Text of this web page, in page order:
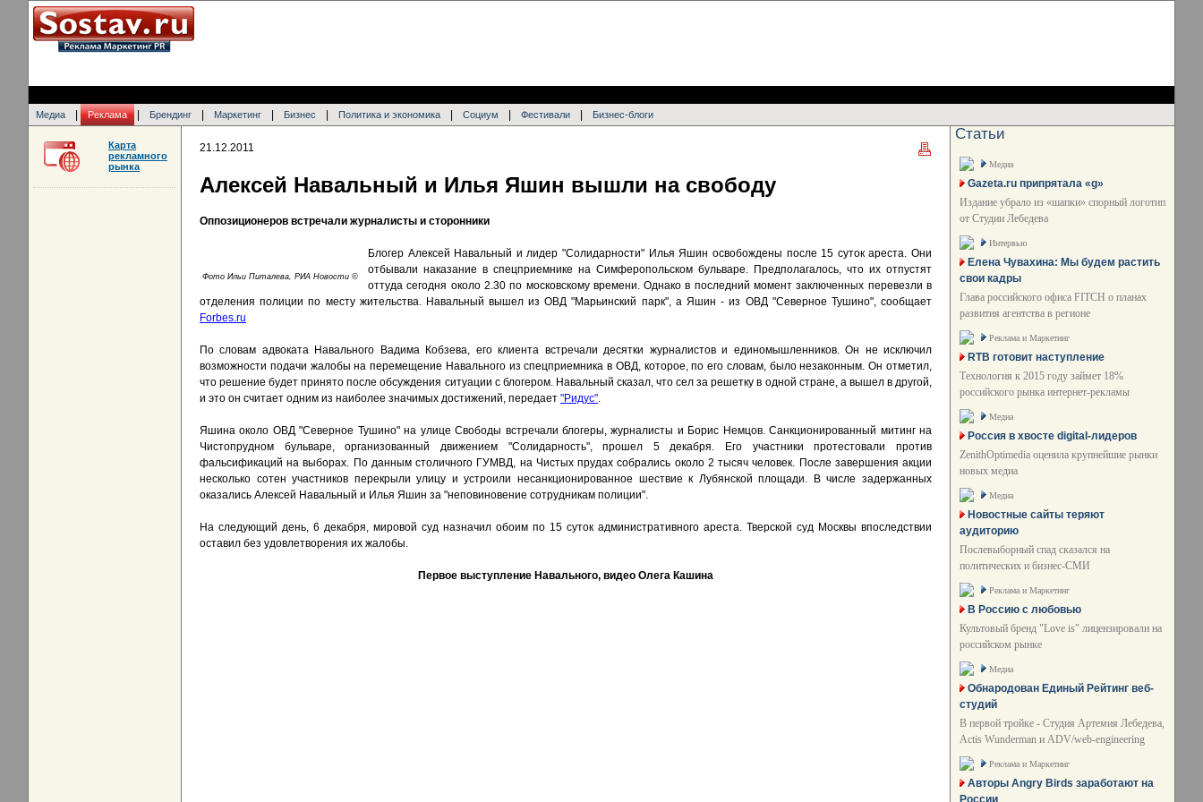
Медиа Реклама Брендинг Маркетинг Бизнес Политика и экономика Социум Фестивали Бизнес-блоги
21.12.2011
Алексей Навальный и Илья Яшин вышли на свободу
Оппозиционеров встречали журналисты и сторонники
Фото Ильи Питалева, РИА Новости ©
Блогер Алексей Навальный и лидер "Солидарности" Илья Яшин освобождены после 15 суток ареста. Они
отбывали наказание в спецприемнике на Симферопольском бульваре. Предполагалось, что их отпустят
оттуда сегодня около 2.30 по московскому времени. Однако в последний момент заключенных перевезли в
отделения полиции по месту жительства. Навальный вышел из ОВД "Марьинский парк", а Яшин - из ОВД "Северное Тушино", сообщает
Forbes.ru
По словам адвоката Навального Вадима Кобзева, его клиента встречали десятки журналистов и единомышленников. Он не исключил
возможности подачи жалобы на перемещение Навального из спецприемника в ОВД, которое, по его словам, было незаконным. Он отметил,
что решение будет принято после обсуждения ситуации с блогером. Навальный сказал, что сел за решетку в одной стране, а вышел в другой,
и это он считает одним из наиболее значимых достижений, передает "Ридус".
Яшина около ОВД "Северное Тушино" на улице Свободы встречали блогеры, журналисты и Борис Немцов. Санкционированный митинг на
Чистопрудном бульваре, организованный движением "Солидарность", прошел 5 декабря. Его участники протестовали против
фальсификаций на выборах. По данным столичного ГУМВД, на Чистых прудах собрались около 2 тысяч человек. После завершения акции
несколько сотен участников перекрыли улицу и устроили несанкционированное шествие к Лубянской площади. В числе задержанных
оказались Алексей Навальный и Илья Яшин за "неповиновение сотрудникам полиции".
На следующий день, 6 декабря, мировой суд назначил обоим по 15 суток административного ареста. Тверской суд Москвы впоследствии
оставил без удовлетворения их жалобы.
Первое выступление Навального, видео Олега Кашина
Карта
рекламного
рынка
Статьи
Медиа
Gazeta.ru припрятала «g»
Издание убрало из «шапки» спорный логотип
от Студии Лебедева
Интервью
Елена Чувахина: Мы будем растить
свои кадры
Глава российского офиса FITCH о планах
развития агентства в регионе
Реклама и Маркетинг
RTB готовит наступление
Технология к 2015 году займет 18%
российского рынка интернет-рекламы
Медиа
Россия в хвосте digital-лидеров
ZenithOptimedia оценила крупнейшие рынки
новых медиа
Медиа
Новостные сайты теряют
аудиторию
Послевыборный спад сказался на
политических и бизнес-СМИ
Реклама и Маркетинг
В Россию с любовью
Культовый бренд "Love is" лицензировали на
российском рынке
Медиа
Обнародован Единый Рейтинг веб-
студий
В первой тройке - Студия Артемия Лебедева,
Actis Wunderman и ADV/web-engineering
Реклама и Маркетинг
Авторы Angry Birds заработают на
России